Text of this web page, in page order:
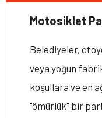
Motosiklet
Belediyeler,
veya yoğun
koşullara ve en
"ömürlük" bir